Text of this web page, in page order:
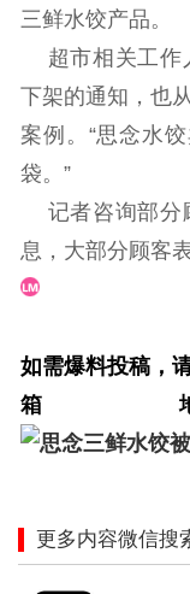
三鲜水饺产品。
超市相关工作
下架的通知，也
案例。“思念水
袋。”
记者咨询部分
息，大部分顾客
如需爆料投稿，
箱
更多内容微信搜